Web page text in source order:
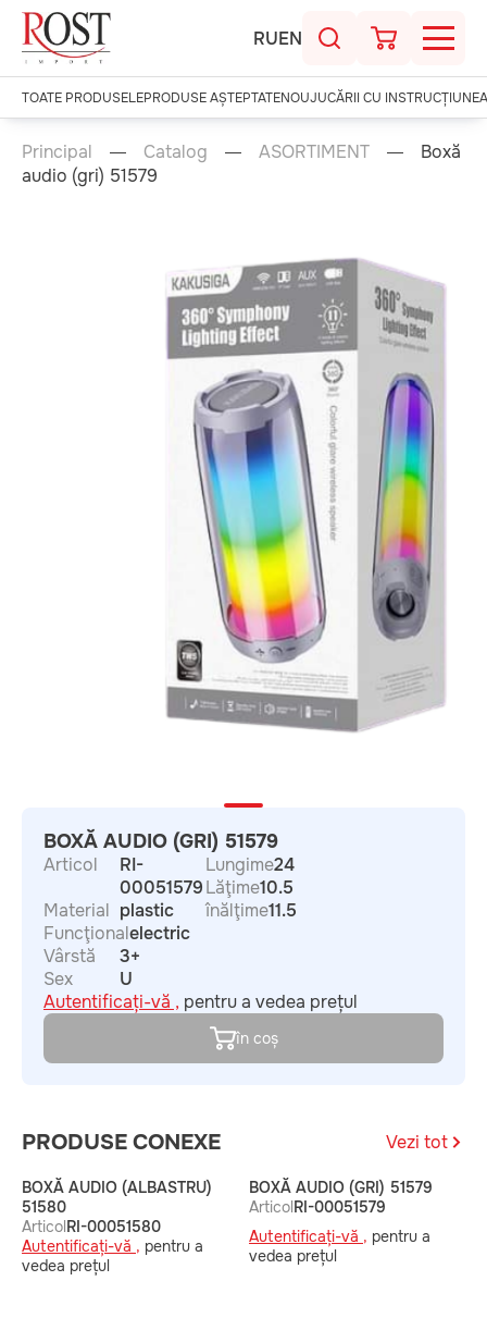
RUEN
TOATE PRODUSELEPRODUSE AȘTEPTATENOUJUCĂRII CU
Principal Catalog ASORTIMENT
Boxă
audio (gri) 51579
BOXĂ AUDIO (GRI) 51579
Articol
RI-
00051579
Material plastic
Funcţionalelectric
Vârstă
3+
Sex
U
Lungime24
Lăţime10.5
înălţime11.5
Autentificați-vă , pentru a vedea prețul
în coș
PRODUSE CONEXE Vezi tot
BOXĂ AUDIO (ALBASTRU)
51580
ArticolRI-00051580
Autentificați-vă , pentru a
vedea prețul
BOXĂ AUDIO (GRI) 51579
ArticolRI-00051579
Autentificați-vă , pentru a
vedea prețul